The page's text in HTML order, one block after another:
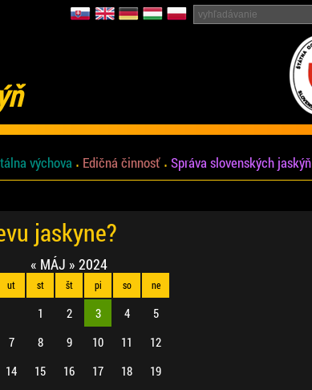
výchova Edičná činnosť Správa slovenských jaskýň
jaskyne?
« MÁJ » 2024
ut st št pi so ne
1 2 3 4
5
7 8 9 10 11
12
14 15 16 17 18
19